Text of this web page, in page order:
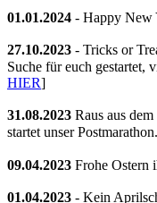
01.01.2024 - Happy New
27.10.2023 - Tricks or
Suche für euch gestartet,
HIER]
31.08.2023 Raus aus
startet unser Postmarathon.
09.04.2023 Frohe Ostern
01.04.2023 - Kein